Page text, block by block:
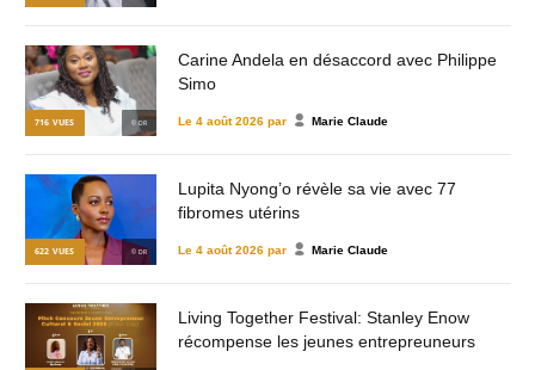
716 VUES © DR
Carine Andela en désaccord avec Philippe
Simo
Le 4 août 2026 par Marie Claude
622 VUES © DR
Lupita Nyong’o révèle sa vie avec 77
fibromes utérins
Le 4 août 2026 par Marie Claude
Living Together Festival: Stanley Enow
récompense les jeunes entrepreuneurs